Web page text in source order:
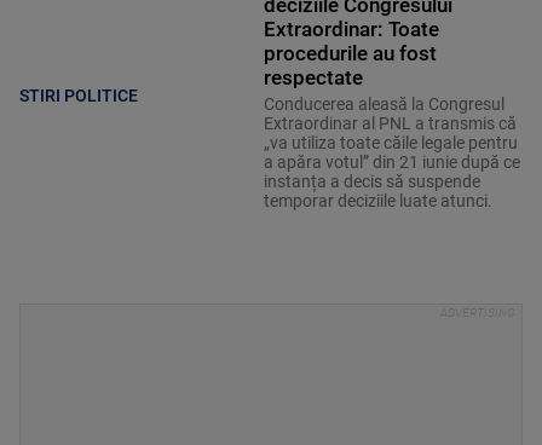
STIRI POLITICE
Extraordinar: Toate
procedurile au fost
respectate
Conducerea aleasă la Congresul
Extraordinar al PNL a transmis că
„va utiliza toate căile legale pentru
a apăra votul” din 21 iunie după ce
instanța a decis să suspende
temporar deciziile luate atunci.